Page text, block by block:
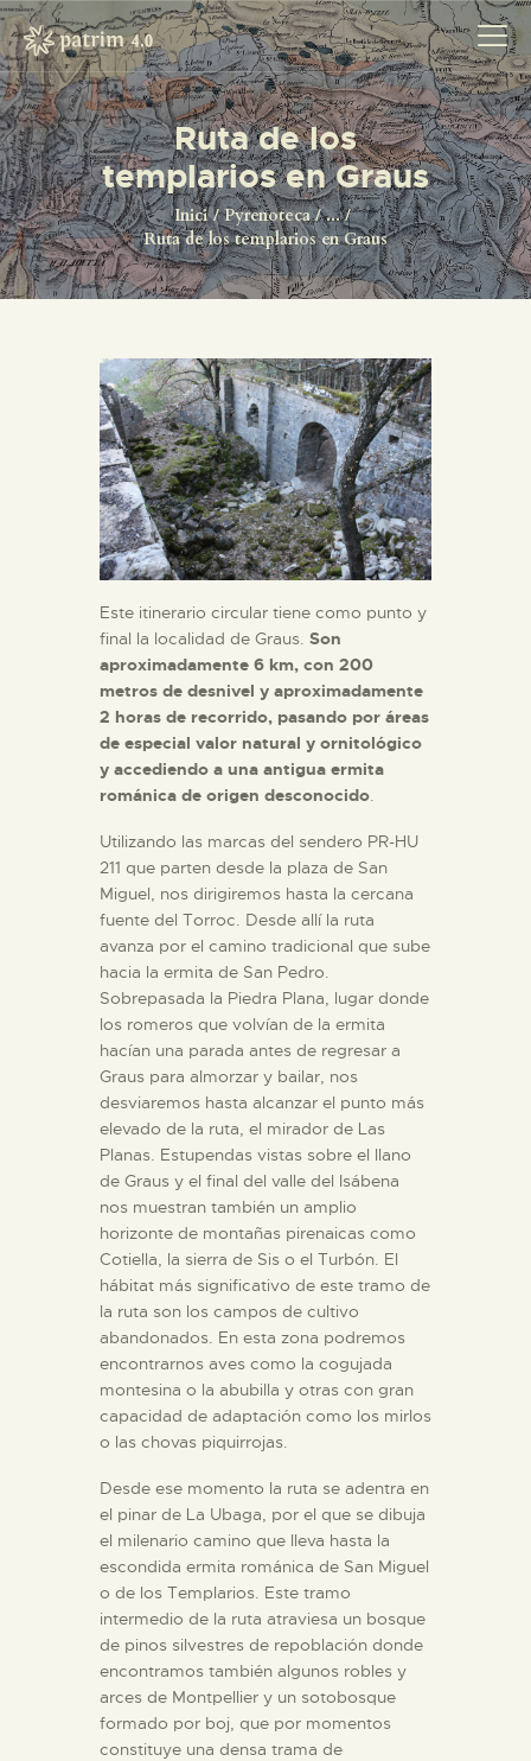
Ruta de los
templarios en Graus
Inici Pyrenoteca
...
Ruta de los templarios en Graus
INICI
PYRENOTECA 4.0
PROJECTES
LA XARXA
PROJECTES
Este itinerario circular tiene como punto y
final la localidad de Graus. Son
aproximadamente 6 km, con 200
metros de desnivel y aproximadamente
2 horas de recorrido, pasando por áreas
de especial valor natural y ornitológico
y accediendo a una antigua ermita
románica de origen desconocido.
Utilizando las marcas del sendero PR-HU
211 que parten desde la plaza de San
Miguel, nos dirigiremos hasta la cercana
fuente del Torroc. Desde allí la ruta
avanza por el camino tradicional que sube
hacia la ermita de San Pedro.
Sobrepasada la Piedra Plana, lugar donde
los romeros que volvían de la ermita
hacían una parada antes de regresar a
Graus para almorzar y bailar, nos
desviaremos hasta alcanzar el punto más
elevado de la ruta, el mirador de Las
Planas. Estupendas vistas sobre el llano
de Graus y el final del valle del Isábena
nos muestran también un amplio
horizonte de montañas pirenaicas como
Cotiella, la sierra de Sis o el Turbón. El
hábitat más significativo de este tramo de
la ruta son los campos de cultivo
abandonados. En esta zona podremos
encontrarnos aves como la cogujada
montesina o la abubilla y otras con gran
capacidad de adaptación como los mirlos
o las chovas piquirrojas.
Desde ese momento la ruta se adentra en
el pinar de La Ubaga, por el que se dibuja
el milenario camino que lleva hasta la
escondida ermita románica de San Miguel
o de los Templarios. Este tramo
intermedio de la ruta atraviesa un bosque
de pinos silvestres de repoblación donde
encontramos también algunos robles y
arces de Montpellier y un sotobosque
formado por boj, que por momentos
constituye una densa trama de